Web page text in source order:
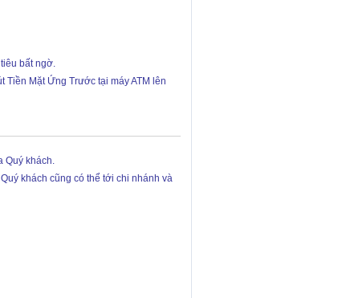
bất ngờ.
Tiền Mặt Ứng Trước tại máy ATM lên
Quý khách.
khách cũng có thể tới chi nhánh và